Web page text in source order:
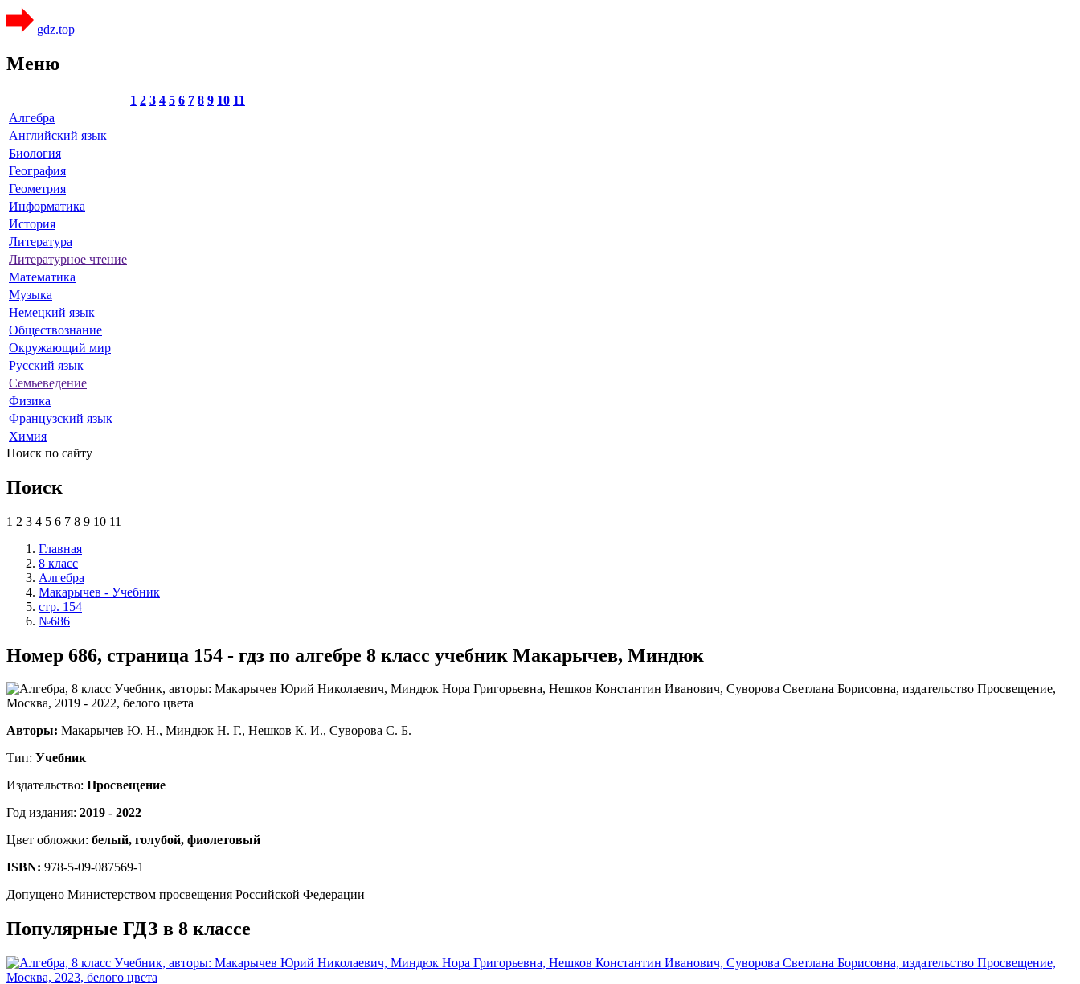
gdz.top
Меню
1 2 3 4 5 6 7 8 9 10 11
Алгебра
Английский язык
Биология
География
Геометрия
Информатика
История
Литература
Литературное чтение
Математика
Музыка
Немецкий язык
Обществознание
Окружающий мир
Русский язык
Семьеведение
Физика
Французский язык
Химия
Поиск по сайту
Поиск
1 2 3 4 5 6 7 8 9 10 11
Главная
8 класс
Алгебра
Макарычев - Учебник
стр. 154
№686
Номер 686, страница 154 - гдз по алгебре 8 класс учебник Макарычев, Миндюк
Авторы: Макарычев Ю. Н., Миндюк Н. Г., Нешков К. И., Суворова С. Б.
Тип: Учебник
Издательство: Просвещение
Год издания: 2019 - 2022
Цвет обложки: белый, голубой, фиолетовый
ISBN: 978-5-09-087569-1
Допущено Министерством просвещения Российской Федерации
Популярные ГДЗ в 8 классе